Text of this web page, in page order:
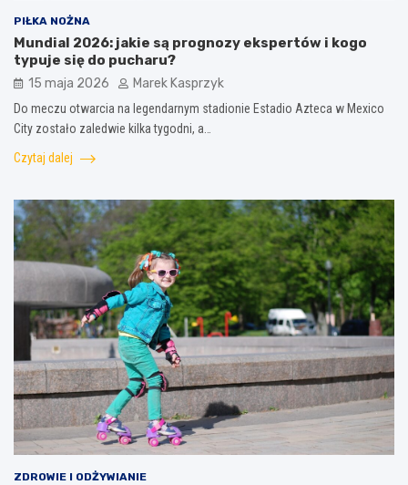
PIŁKA NOŻNA
Mundial 2026: jakie są prognozy ekspertów i kogo
typuje się do pucharu?
15 maja 2026 Marek Kasprzyk
Do meczu otwarcia na legendarnym stadionie Estadio Azteca w Mexico
City zostało zaledwie kilka tygodni, a…
Czytaj dalej
ZDROWIE I ODŻYWIANIE